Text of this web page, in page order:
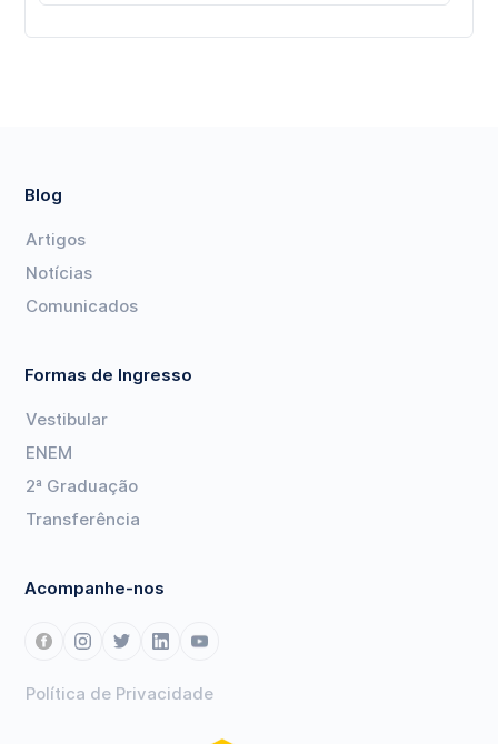
Blog
Artigos
Notícias
Comunicados
Formas de Ingresso
Vestibular
ENEM
2ª Graduação
Transferência
Acompanhe-nos
Política de Privacidade